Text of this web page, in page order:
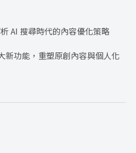
AI 搜尋時代的內容優化策略
新功能，重塑原創內容與個人化